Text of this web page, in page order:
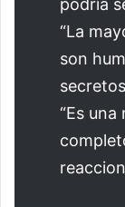
“La
son
“Es